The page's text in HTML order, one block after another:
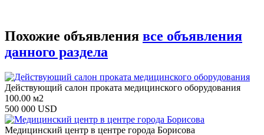
Похожие объявления все объявления
данного раздела
Действующий салон проката медицинского оборудования
100.00 м2
500 000 USD
Медицинский центр в центре города Борисова